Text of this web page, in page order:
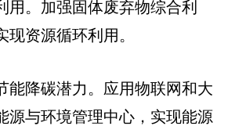
用。加强固体废弃物综合利
现资源循环利用。
能降碳潜力。应用物联网和大
源与环境管理中心，实现能源